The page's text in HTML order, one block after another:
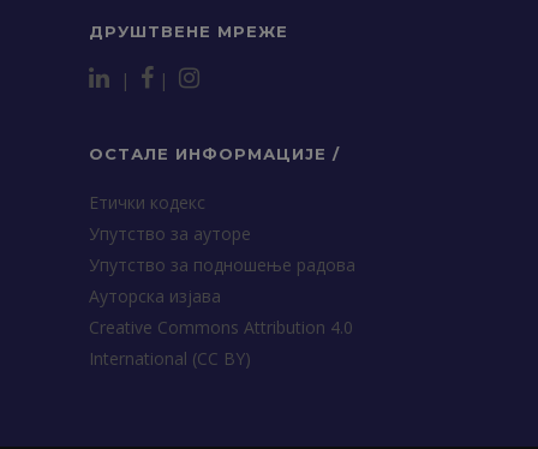
ДРУШТВЕНЕ МРЕЖЕ
| |
ОСТАЛЕ ИНФОРМАЦИЈЕ /
Етички кодекс
Упутство за ауторе
Упутство за подношење радова
Ауторска изјава
Creative Commons Attribution 4.0
International (CC BY)